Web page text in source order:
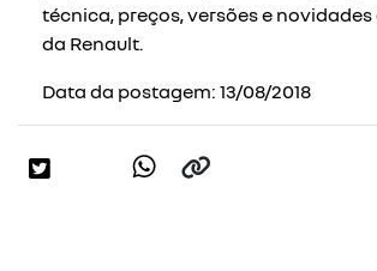
técnica, preços, versões e novidades
da Renault.
Data da postagem: 13/08/2018